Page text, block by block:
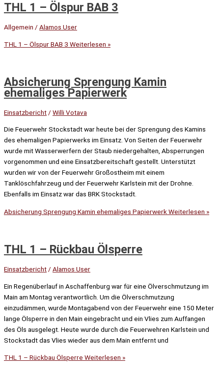
THL 1 – Ölspur BAB 3
Allgemein / Alamos User
THL 1 – Ölspur BAB 3 Weiterlesen »
Absicherung Sprengung Kamin
ehemaliges Papierwerk
Einsatzbericht / Willi Votava
Die Feuerwehr Stockstadt war heute bei der Sprengung des Kamins
des ehemaligen Papierwerks im Einsatz. Von Seiten der Feuerwehr
wurde mit Wasserwerfern der Staub niedergehalten, Absperrungen
vorgenommen und eine Einsatzbereitschaft gestellt. Unterstützt
wurden wir von der Feuerwehr Großostheim mit einem
Tanklöschfahrzeug und der Feuerwehr Karlstein mit der Drohne.
Ebenfalls im Einsatz war das BRK Stockstadt.
Absicherung Sprengung Kamin ehemaliges PapierwerkWeiterlesen »
THL 1 – Rückbau Ölsperre
Einsatzbericht / Alamos User
Ein Regenüberlauf in Aschaffenburg war für eine Ölverschmutzung im
Main am Montag verantwortlich. Um die Ölverschmutzung
einzudämmen, wurde Montagabend von der Feuerwehr eine 150 Meter
lange Ölsperre in den Main eingebracht und ein Vlies zum Auffangen
des Öls ausgelegt. Heute wurde durch die Feuerwehren Karlstein und
Stockstadt das Vlies wieder aus dem Main entfernt und
THL 1 – Rückbau Ölsperre Weiterlesen »